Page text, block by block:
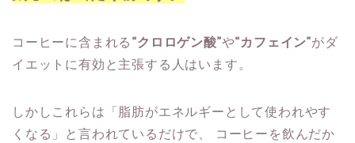
コーヒーに含まれる “クロロゲン酸”や“カフェイン”がダ
イエットに有効と主張する人はいます。
しかしこれらは 「脂肪がエネルギーとして使われやす
くなる」と言われているだけで、
コーヒーを飲んだか